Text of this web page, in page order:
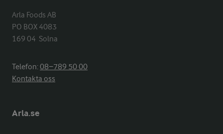
Arla Foods AB
PO BOX 4083
169 04  Solna
Telefon:08−789 50 00
Kontakta oss
Arla.se